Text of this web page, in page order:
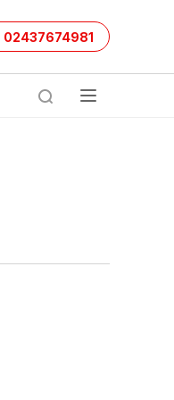
02437674981